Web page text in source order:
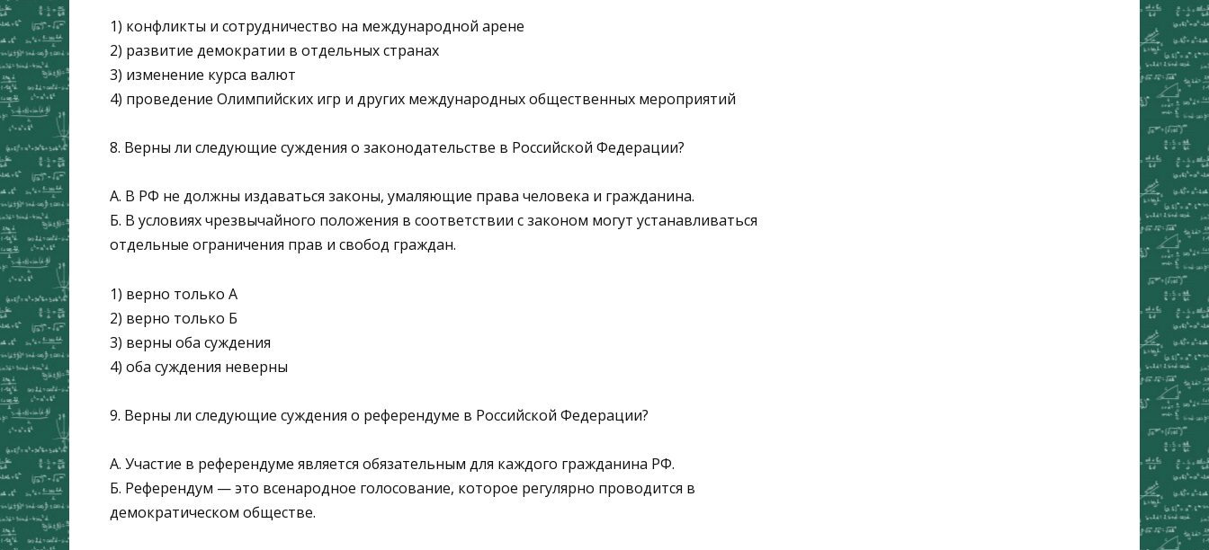
1) конфликты и сотрудничество на международной арене
2) развитие демократии в отдельных странах
3) изменение курса валют
4) проведение Олимпийских игр и других международных общественных мероприятий
8. Верны ли следующие суждения о законодательстве в Российской Федерации?
А. В РФ не должны издаваться законы, умаляющие права человека и гражданина.
Б. В условиях чрезвычайного положения в соответствии с законом могут устанавливаться
отдельные ограничения прав и свобод граждан.
1) верно только А
2) верно только Б
3) верны оба суждения
4) оба суждения неверны
9. Верны ли следующие суждения о референдуме в Российской Федерации?
А. Участие в референдуме является обязательным для каждого гражданина РФ.
Б. Референдум — это всенародное голосование, которое регулярно проводится в
демократическом обществе.